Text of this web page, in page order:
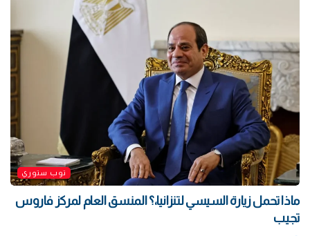
توب ستوري
ماذا تحمل زيارة السيسي لتنزانيا،؟ المنسق العام لمركز فاروس
تجيب